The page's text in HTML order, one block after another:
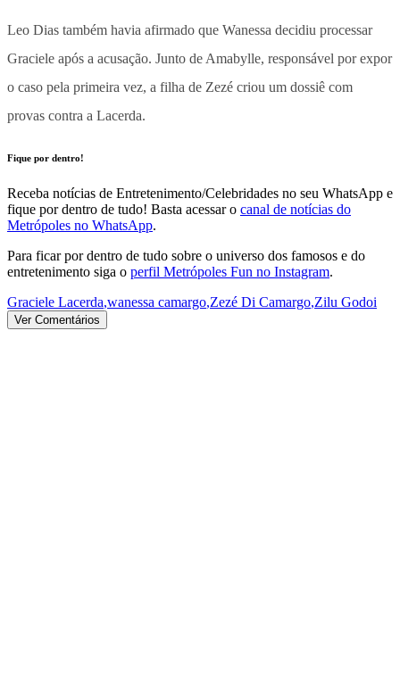
Leo Dias também havia afirmado que Wanessa decidiu processar
Graciele após a acusação. Junto de Amabylle, responsável por expor
o caso pela primeira vez, a filha de Zezé criou um dossiê com
provas contra a Lacerda.
Fique por dentro!
Receba notícias de Entretenimento/Celebridades no seu WhatsApp e
fique por dentro de tudo! Basta acessar o canal de notícias do
Metrópoles no WhatsApp.
Para ficar por dentro de tudo sobre o universo dos famosos e do
entretenimento siga o perfil Metrópoles Fun no Instagram.
Graciele Lacerda,wanessa camargo,Zezé Di Camargo,Zilu Godoi
Ver Comentários